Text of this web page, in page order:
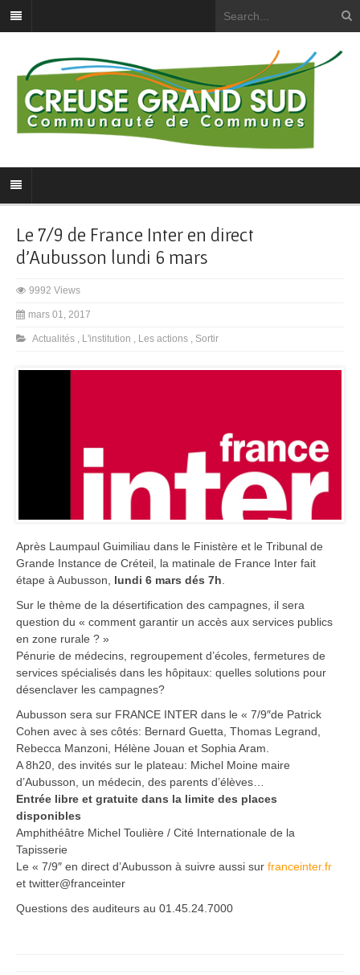
Le 7/9 de France Inter en direct
d’Aubusson lundi 6 mars
9992 Views
mars 01, 2017
Actualités , L'institution , Les actions , Sortir
Après Laumpaul Guimiliau dans le Finistère et le Tribunal de
Grande Instance de Créteil, la matinale de France Inter fait
étape à Aubusson, lundi 6 mars dés 7h.
Sur le thème de la désertification des campagnes, il sera
question du « comment garantir un accès aux services publics
en zone rurale ? »
Pénurie de médecins, regroupement d’écoles, fermetures de
services spécialisés dans les hôpitaux: quelles solutions pour
désenclaver les campagnes?
Aubusson sera sur FRANCE INTER dans le « 7/9″de Patrick
Cohen avec à ses côtés: Bernard Guetta, Thomas Legrand,
Rebecca Manzoni, Hélène Jouan et Sophia Aram.
A 8h20, des invités sur le plateau: Michel Moine maire
d’Aubusson, un médecin, des parents d’élèves…
Entrée libre et gratuite dans la limite des places
disponibles
Amphithéâtre Michel Toulière / Cité Internationale de la
Tapisserie
Le « 7/9″ en direct d’Aubusson à suivre aussi sur franceinter.fr
et twitter@franceinter
Questions des auditeurs au 01.45.24.7000